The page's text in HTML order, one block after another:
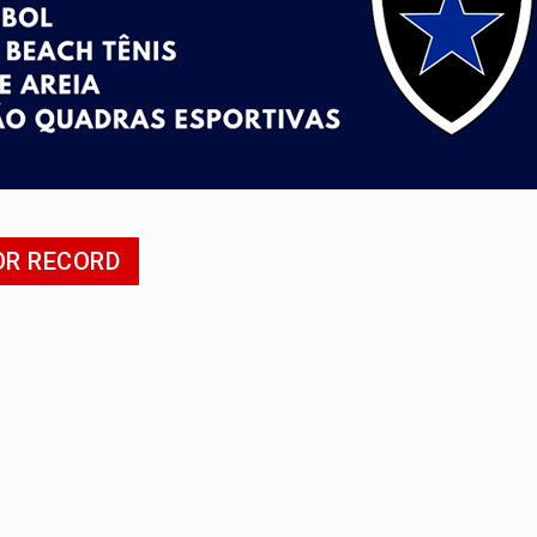
Ocampo conduz a história de uma ferrovia
ao Iphan recuperação de área atingida por erosão na EFMM
de carne assada para o almoço e o jantar
Rondônia coincide com investigação sob sigilo
RECORD